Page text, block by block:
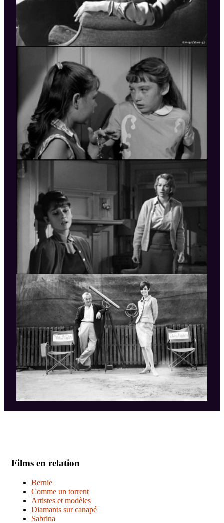
Films en relation
Bernie
Comme un torrent
Artistes et modèles
Diamants sur canapé
Sabrina